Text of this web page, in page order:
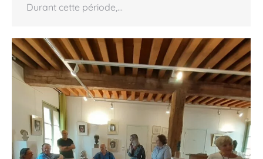
Durant cette période,…